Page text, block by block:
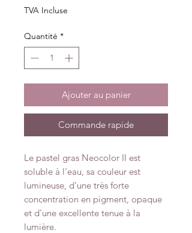
TVA Incluse
Quantité *
Ajouter au panier
Commande rapide
Le pastel gras Neocolor II est
soluble à l'eau, sa couleur est
lumineuse, d'une très forte
concentration en pigment, opaque
et d'une excellente tenue à la
lumière.